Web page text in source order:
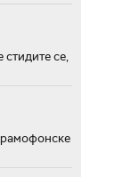
стидите се,